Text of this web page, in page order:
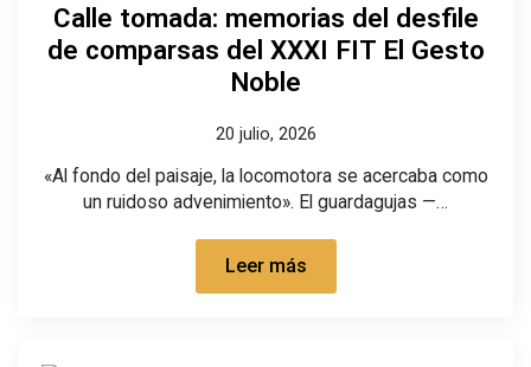
Calle tomada: memorias del desfile
de comparsas del XXXI FIT El Gesto
Noble
20 julio, 2026
«Al fondo del paisaje, la locomotora se acercaba como
un ruidoso advenimiento». El guardagujas —…
Leer más